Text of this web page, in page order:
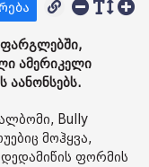
ფარგლებში,
ამერიკელი
აანონსებს.
Bully
მოჰყვა,
ფორმის